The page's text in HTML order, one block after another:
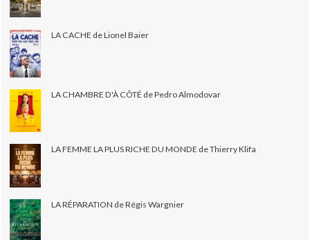
LA CACHE de Lionel Baier
LA CHAMBRE D'À CÔTÉ de Pedro Almodovar
LA FEMME LA PLUS RICHE DU MONDE de Thierry Klifa
LA RÉPARATION de Régis Wargnier